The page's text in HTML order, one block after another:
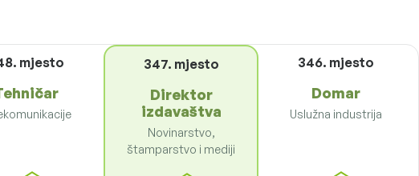
mjesto 347. mjesto
Direktor
izdavaštva
Novinarstvo,
štamparstvo i mediji
346. mjesto
Domar
Uslužna industrija